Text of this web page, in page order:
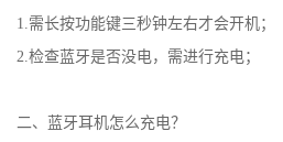
1.需长按功能键三秒钟左右才会开机；
2.检查蓝牙是否没电，需进行充电；
二、蓝牙耳机怎么充电？